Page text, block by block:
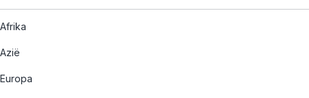
Afrika
Azië
Europa